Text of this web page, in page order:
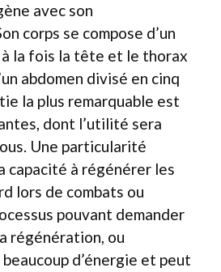
avec son
corps se compose d’un
la fois la tête et le thorax
abdomen divisé en cinq
la plus remarquable est
dont l’utilité sera
Une particularité
capacité à régénérer les
lors de combats ou
pouvant demander
régénération, ou
d’énergie et peut